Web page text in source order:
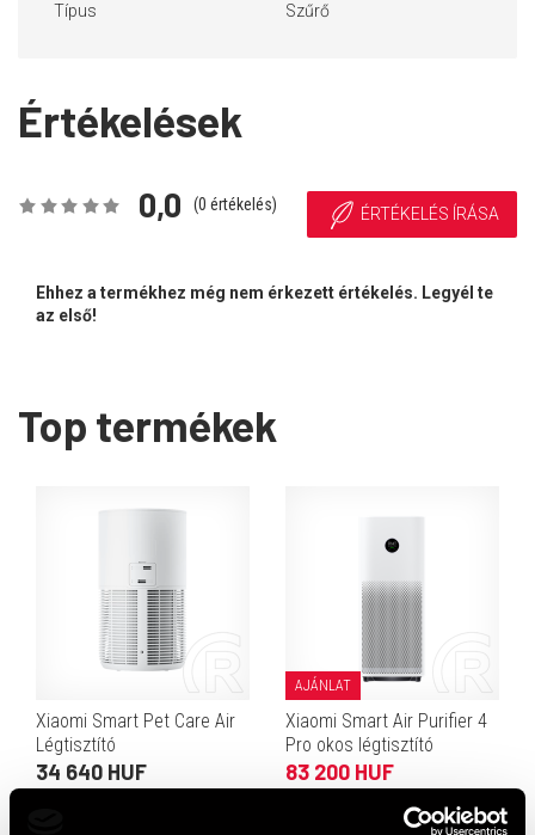
Típus Szűrő
Értékelések
0,0 (0 értékelés) ÉRTÉKELÉS ÍRÁSA
Ehhez a termékhez még nem érkezett értékelés. Legyél te
az első!
Top termékek
Xiaomi Smart Pet Care Air
Légtisztító
34 640 HUF
AJÁNLAT
Xiaomi Smart Air Purifier 4
Pro okos légtisztító
83 200 HUF